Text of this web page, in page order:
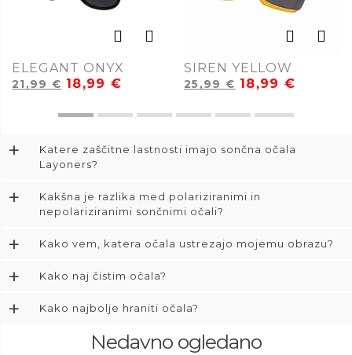
ELEGANT ONYX
21,99€ 18,99€
SIREN YELLOW
25,99€ 18,99€
+
Katere zaščitne lastnosti imajo sončna očala
Layoners?
+
Kakšna je razlika med polariziranimi in
nepolariziranimi sončnimi očali?
+ Kako vem, katera očala ustrezajo mojemu obrazu?
+ Kako naj čistim očala?
+ Kako najbolje hraniti očala?
Nedavno ogledano